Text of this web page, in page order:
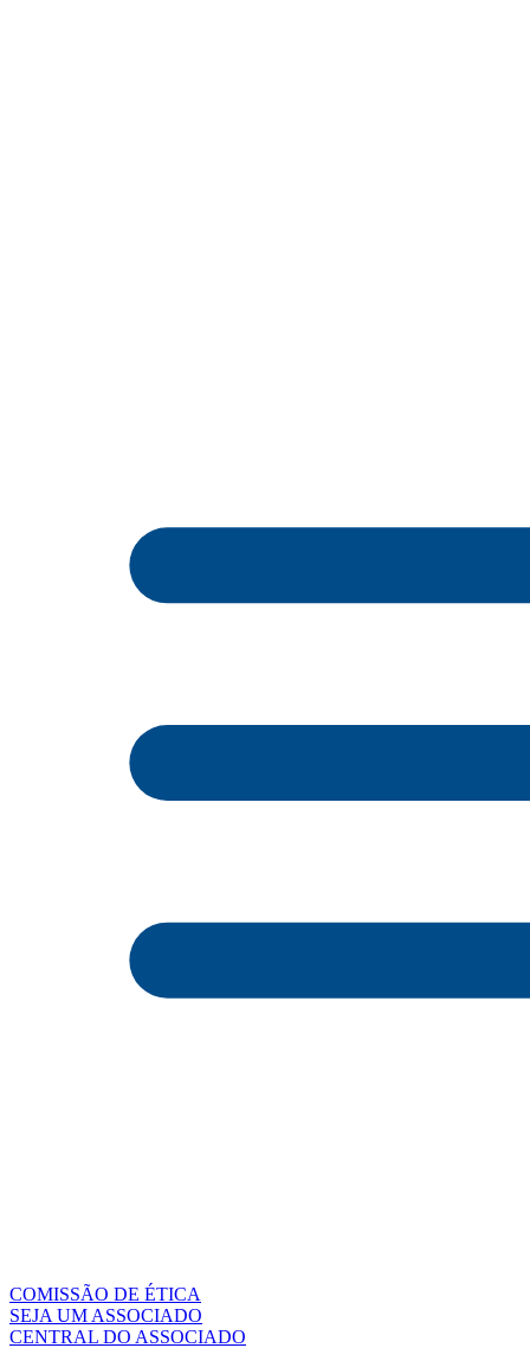
COMISSÃO DE ÉTICA
SEJA UM ASSOCIADO
CENTRAL DO ASSOCIADO